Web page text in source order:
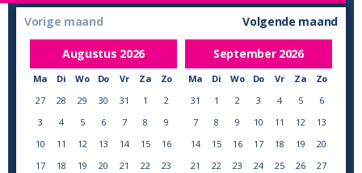
Vorige maand
Augustus 2026
Ma Di Wo Do Vr Za
Zo
27
28 29 30 31 1
2
3
4 5 6 7 8
9
10
11 12 13 14 15
16
17
18 19 20 21 22
23
Volgende maand
September 2026
Ma Di Wo Do Vr Za
Zo
31
1 2 3 4 5
6
7
8 9 10 11 12
13
14
15 16 17 18 19
20
21
22 23 24 25 26
27